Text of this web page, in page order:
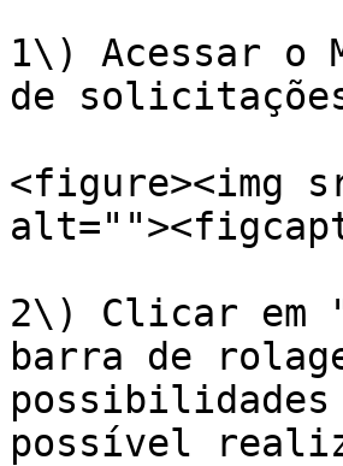
1\) Acessar o
de
<figure><img
2\) Clicar em
barra de
possível